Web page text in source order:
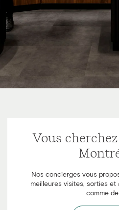
Vous
Nos concierges vous
meilleures visites, sorties
comme